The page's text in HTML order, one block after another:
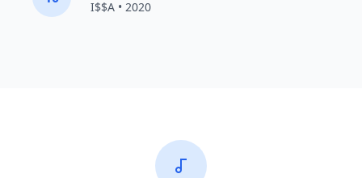
I$$A • 2020